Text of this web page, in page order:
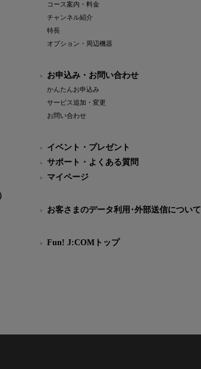
コース案内・料金
チャンネル紹介
特長
オプション・周辺機器
お申込み・お問い合わせ
かんたんお申込み
サービス追加・変更
お問い合わせ
イベント・プレゼント
サポート・よくある質問
マイページ
お客さまのデータ利用･外部送信について
Fun! J:COMトップ